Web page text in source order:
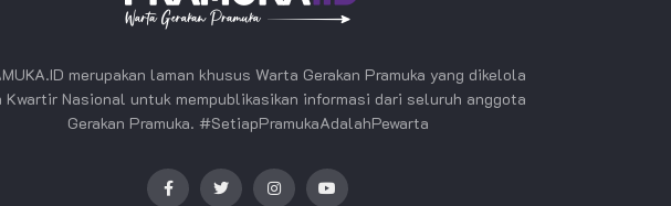
merupakan laman khusus Warta Gerakan Pramuka yang dikelola
Kwartir Nasional untuk mempublikasikan informasi dari seluruh anggota
Gerakan Pramuka. #SetiapPramukaAdalahPewarta